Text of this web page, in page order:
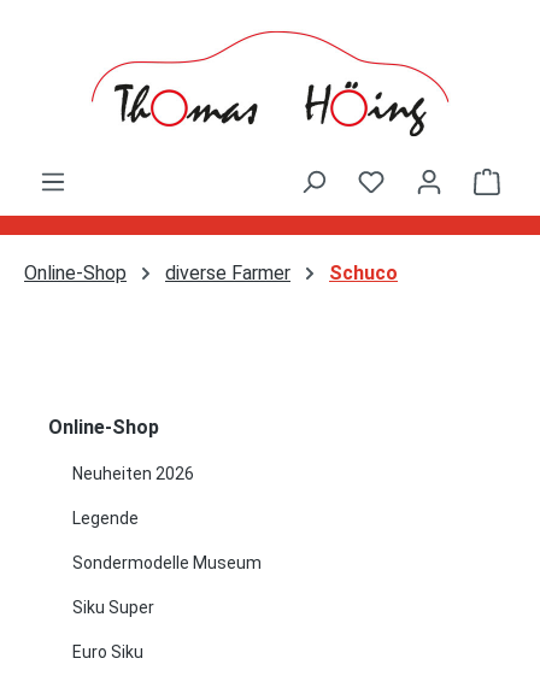
Online-Shop diverse Farmer Schuco
Online-Shop
Neuheiten 2026
Legende
Sondermodelle Museum
Siku Super
Euro Siku